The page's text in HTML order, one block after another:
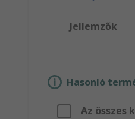
Jellemzők
Hasonló
Az összes